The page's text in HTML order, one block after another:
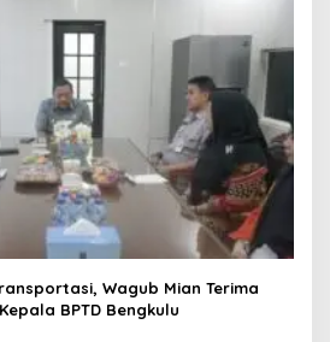
Wagub Mian Terima
BPTD Bengkulu